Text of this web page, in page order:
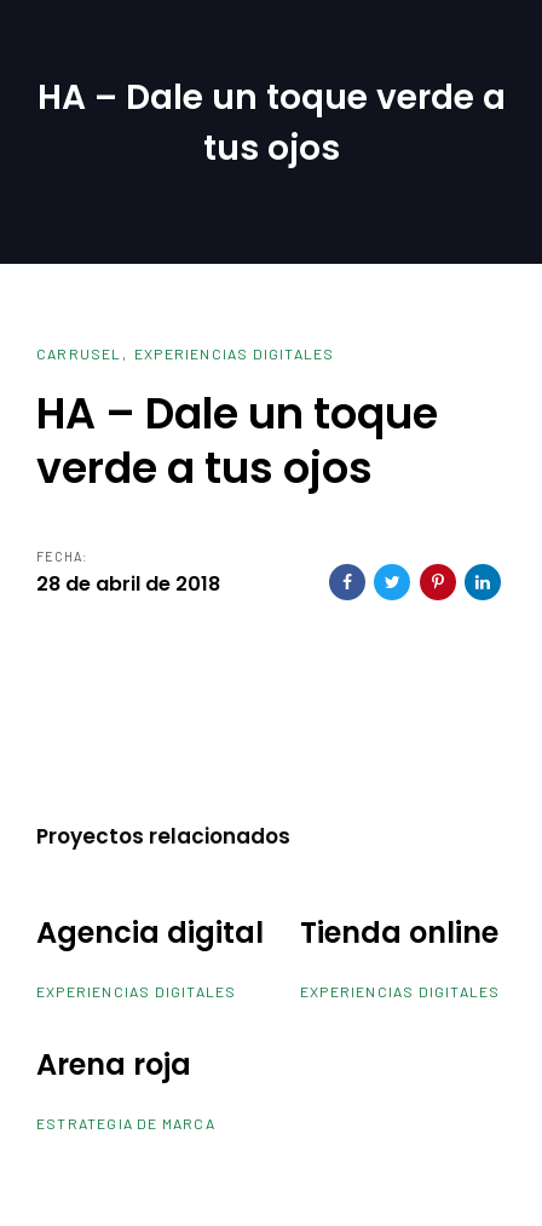
navegaciónHA – Dale un toque verde a
tus ojos
CARRUSEL EXPERIENCIAS DIGITALES
HA – Dale un toque
verde a tus ojos
FECHA:
28 de abril de 2018
Proyectos relacionados
Agencia digital
Agencia digital
EXPERIENCIAS DIGITALES
Tienda online
Tienda online
EXPERIENCIAS DIGITALES
Arena roja
Arena roja
ESTRATEGIA DE MARCA